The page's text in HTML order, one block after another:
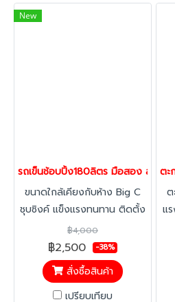
พร้อมถาดล่าง เพิ่มความจุสินค้า
ให้ลูกค้าทำให้ร้านค้าเพิ่มยอดขาย
อุปกรณ์พลาสติก เช่นเบบี้ซีท,
เหล็ก, บัมเปอร์, ลูกล้อเป็นยาง
แบบหนา นิ่มนวลและไม่แตกแบบ
ล้อเนื้อแข็งทั่วไป รุนมาตรฐาน
เป็นแบบล้อหมุนทั้งหมด 4 ล้อ
(เหมาะสำหรับที่แคบเลี้ยวทางโค้ง
ได้ง่าย ล้อจะไม่สึกหรอเร็ว) หาก
New
รถเข็นช้อบปิ้ง180ลิตร มือสอง สภาพน
ขนาดใกล้เคียงกับห้าง Big C
ชุบซิงค์ แข็งแรงทนทาน ติดตั้ง
ล้อขนาด 5 นิ้ว
฿4,000
฿2,500 -38%
สั่งซื้อสินค้า
เปรียบเทียบ
ตะ
ต
แ